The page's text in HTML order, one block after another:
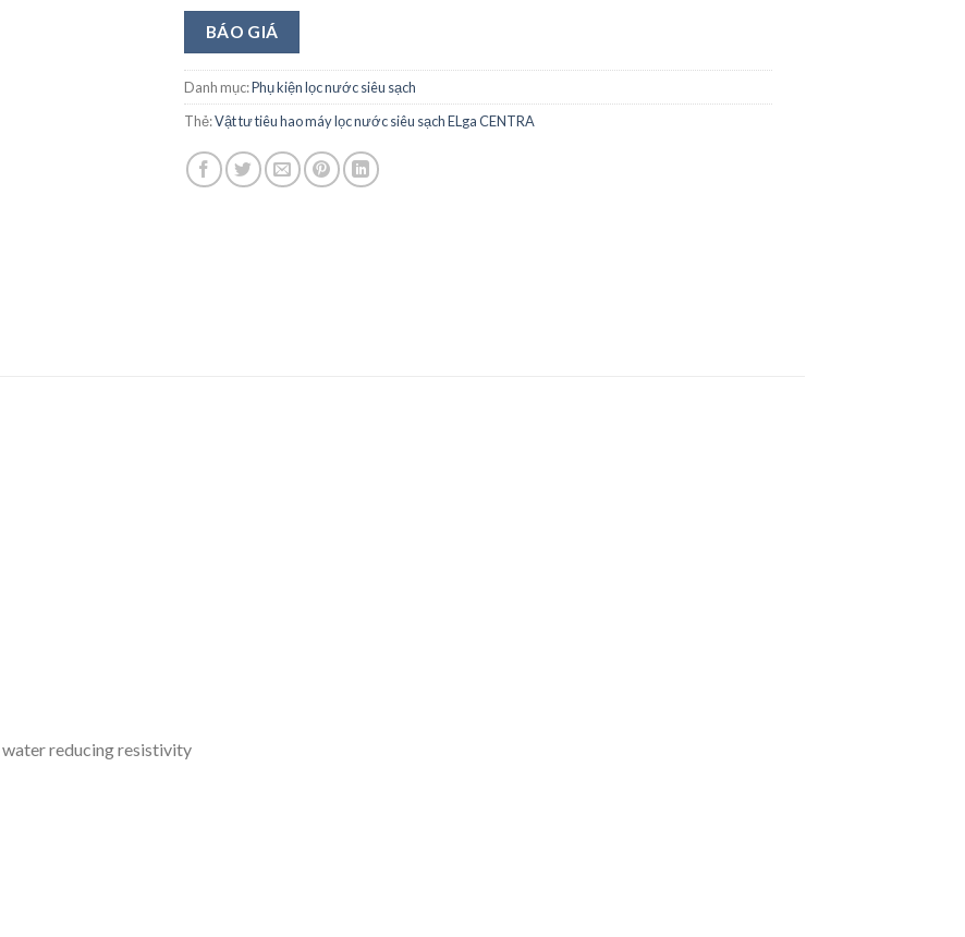
BÁO GIÁ
Danh mục:Phụ kiện lọc nước siêu sạch
Thẻ:Vật tư tiêu hao máy lọc nước siêu sạch ELga CENTRA
reducing resistivity